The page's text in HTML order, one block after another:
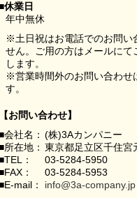
休業日
年中無休
※土日祝はお電話でのお問い
せん。ご用の方はメールに
します。
※営業時間外のお問い合わせ
す。
【お問い合わせ】
会社名： (株)3Aカンパニー
所在地： 東京都足立区千住
：
03-5284-5950
：
03-5284-5953
mail：
info@3a-company.jp